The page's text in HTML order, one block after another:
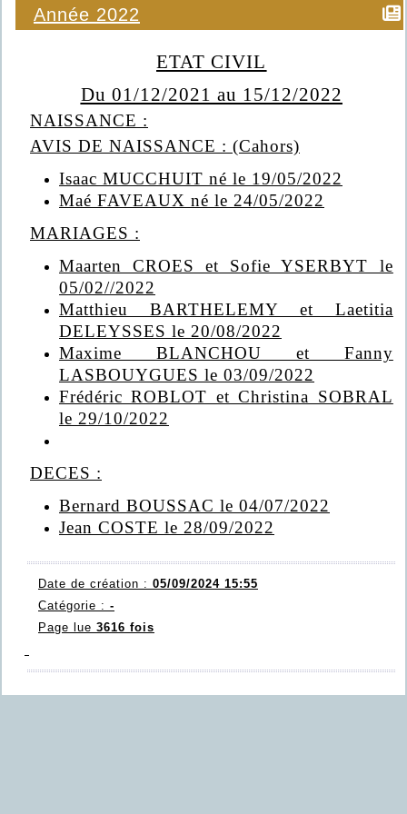
Année 2022
ETAT CIVIL
Du 01/12/2021 au 15/12/2022
NAISSANCE :
AVIS DE NAISSANCE : (Cahors)
Isaac MUCCHUIT né le 19/05/2022
Maé FAVEAUX né le 24/05/2022
MARIAGES :
Maarten CROES et Sofie YSERBYT le
05/02//2022
Matthieu BARTHELEMY et Laetitia
DELEYSSES le 20/08/2022
Maxime BLANCHOU et Fanny
LASBOUYGUES le 03/09/2022
Frédéric ROBLOT et Christina SOBRAL
le 29/10/2022
DECES :
Bernard BOUSSAC le 04/07/2022
Jean COSTE le 28/09/2022
Date de création : 05/09/2024 15:55
Catégorie : -
Page lue 3616 fois